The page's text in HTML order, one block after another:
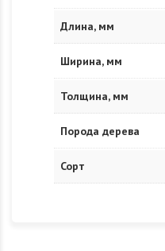
Длина, мм
Ширина, мм
Толщина, мм
Порода дерева
Сорт